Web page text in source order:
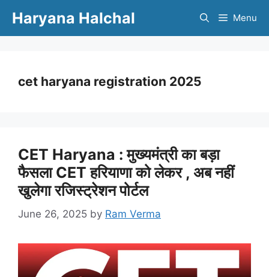
content
Haryana Halchal Menu
cet haryana registration 2025
CET Haryana : मुख्यमंत्री का बड़ा
फैसला CET हरियाणा को लेकर , अब नहीं
खुलेगा रजिस्ट्रेशन पोर्टल
June 26, 2025 by Ram Verma